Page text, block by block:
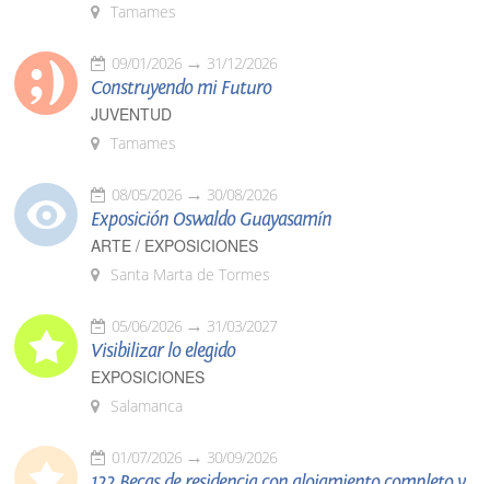
Tamames
09/01/2026 31/12/2026
Construyendo mi Futuro
JUVENTUD
Tamames
08/05/2026 30/08/2026
Exposición Oswaldo Guayasamín
ARTE / EXPOSICIONES
Santa Marta de Tormes
05/06/2026 31/03/2027
Visibilizar lo elegido
EXPOSICIONES
Salamanca
01/07/2026 30/09/2026